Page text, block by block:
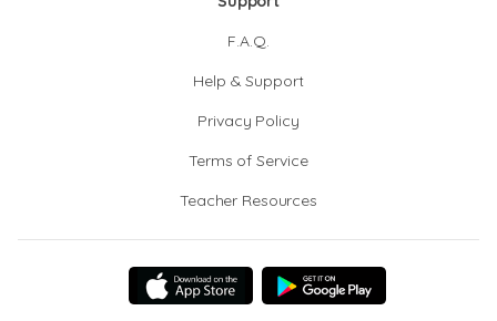
F.A.Q.
Help & Support
Privacy Policy
Terms of Service
Teacher Resources